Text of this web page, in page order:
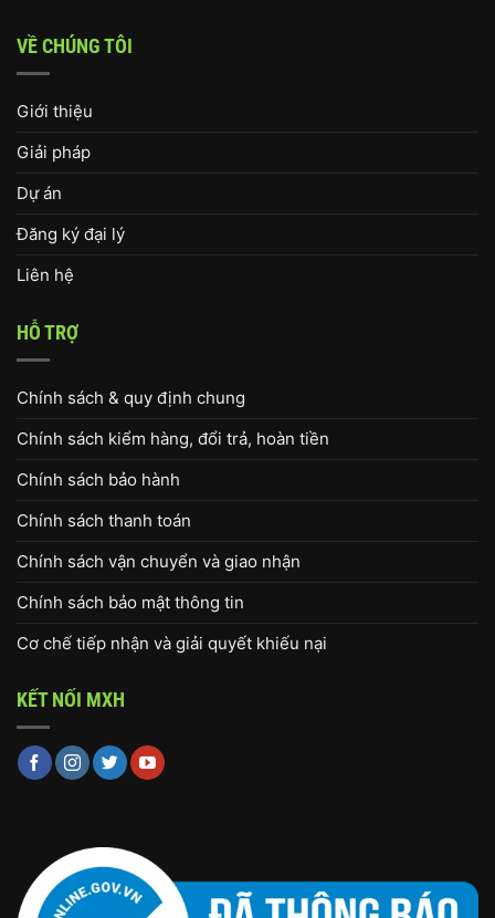
VỀ CHÚNG TÔI
Giới thiệu
Giải pháp
Dự án
Đăng ký đại lý
Liên hệ
HỖ TRỢ
Chính sách & quy định chung
Chính sách kiểm hàng, đổi trả, hoàn tiền
Chính sách bảo hành
Chính sách thanh toán
Chính sách vận chuyển và giao nhận
Chính sách bảo mật thông tin
Cơ chế tiếp nhận và giải quyết khiếu nại
KẾT NỐI MXH